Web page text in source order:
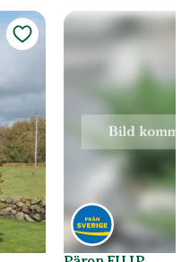
och alla växter
din växts utseende
och fotona på
varor
nya blad och
Om din växt har
så innebär det inte
dålig kvalitet. Vi